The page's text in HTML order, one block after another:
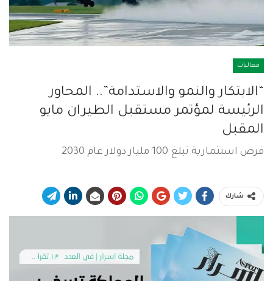
فعاليات
“الابتكار والنمو والاستدامة”.. المحاور
الرئيسة لمؤتمر مستقبل الطيران مايو
المقبل
فرص استثمارية تبلغ 100 مليار دولار عام 2030
شارك